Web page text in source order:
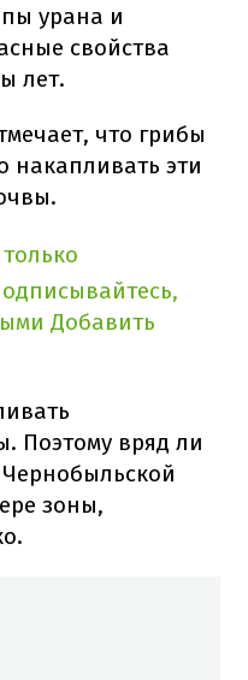
урана и
свойства
лет.
что грибы
накапливать эти
Добавить
Поэтому вряд ли
зоны,